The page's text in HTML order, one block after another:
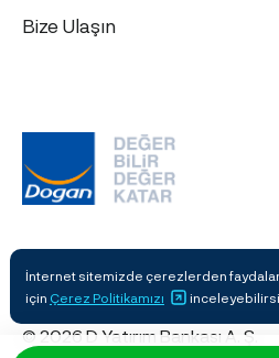
Bize Ulaşın
© 2026 D Yatırım Bankası A. Ş.
İnternet sitemizde çerezlerden
için Çerez Politikamızı